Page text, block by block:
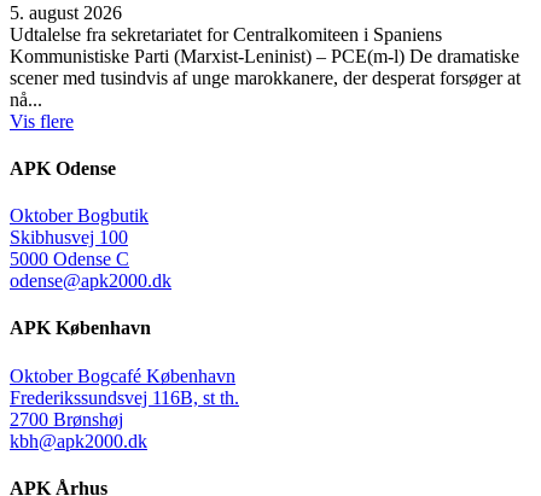
5. august 2026
Udtalelse fra sekretariatet for Centralkomiteen i Spaniens
Kommunistiske Parti (Marxist-Leninist) – PCE(m-l) De dramatiske
scener med tusindvis af unge marokkanere, der desperat forsøger at
nå...
Vis flere
APK Odense
Oktober Bogbutik
Skibhusvej 100
5000 Odense C
odense@apk2000.dk
APK København
Oktober Bogcafé København
Frederikssundsvej 116B, st th.
2700 Brønshøj
kbh@apk2000.dk
APK Århus